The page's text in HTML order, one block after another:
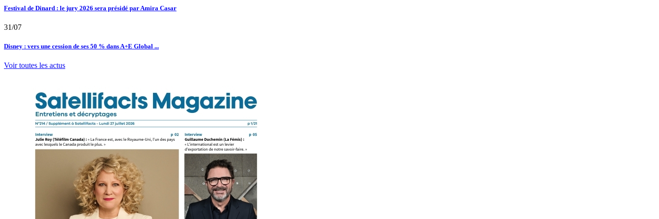
Festival de Dinard : le jury 2026 sera présidé par Amira Casar
31/07
Disney : vers une cession de ses 50 % dans A+E Global ...
Voir toutes les actus